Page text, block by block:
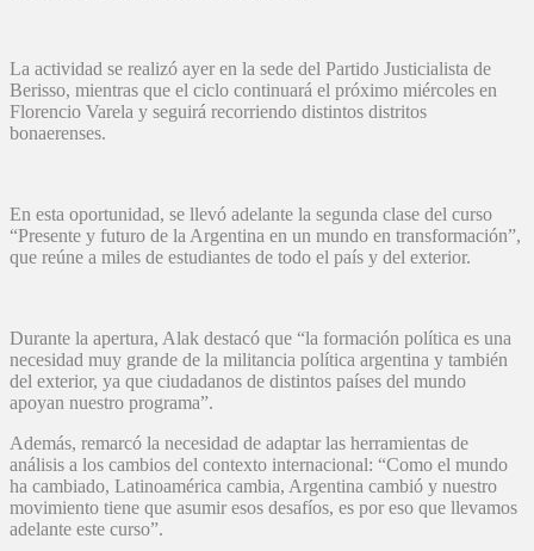
La actividad se realizó ayer en la sede del Partido Justicialista de
Berisso, mientras que el ciclo continuará el próximo miércoles en
Florencio Varela y seguirá recorriendo distintos distritos
bonaerenses.
En esta oportunidad, se llevó adelante la segunda clase del curso
“Presente y futuro de la Argentina en un mundo en transformación”,
que reúne a miles de estudiantes de todo el país y del exterior.
Durante la apertura, Alak destacó que “la formación política es una
necesidad muy grande de la militancia política argentina y también
del exterior, ya que ciudadanos de distintos países del mundo
apoyan nuestro programa”.
Además, remarcó la necesidad de adaptar las herramientas de
análisis a los cambios del contexto internacional: “Como el mundo
ha cambiado, Latinoamérica cambia, Argentina cambió y nuestro
movimiento tiene que asumir esos desafíos, es por eso que llevamos
adelante este curso”.